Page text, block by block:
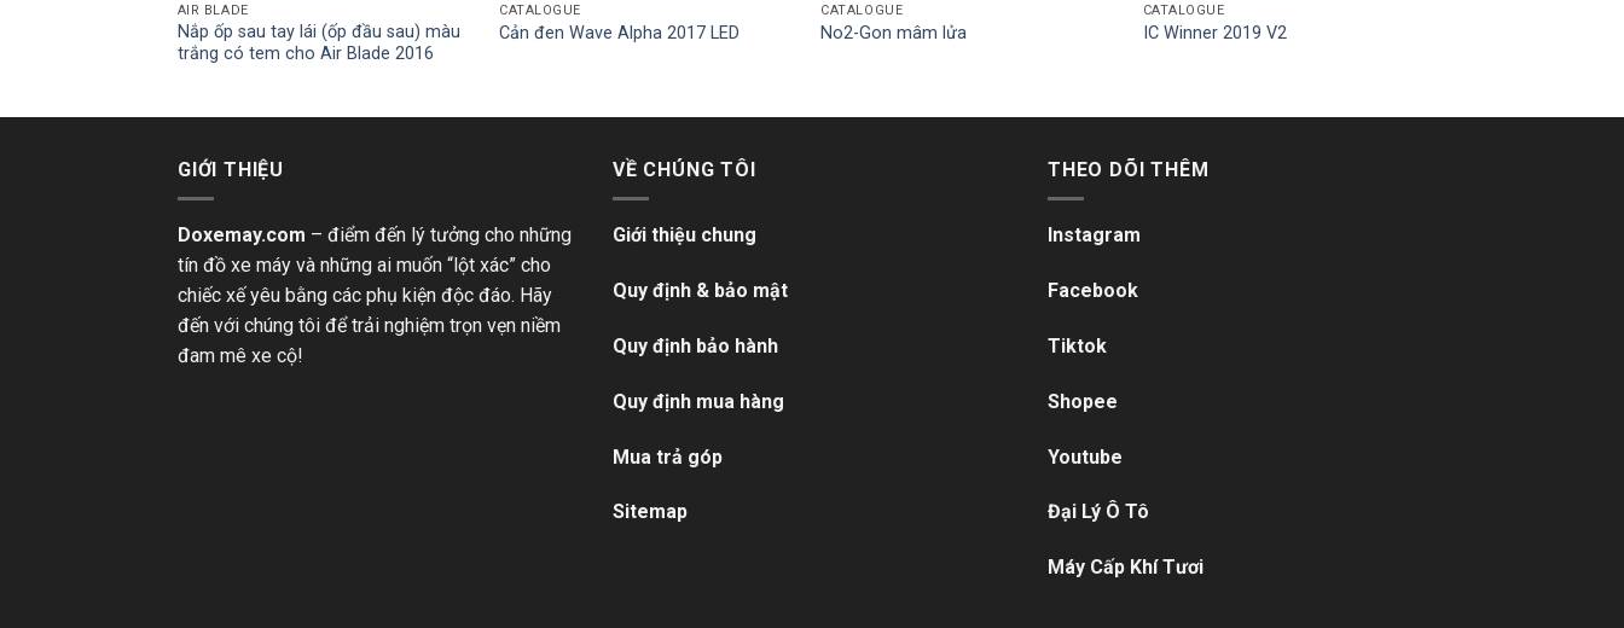
AIR BLADE
Nắp ốp sau tay lái (ốp đầu sau) màu
trắng có tem cho Air Blade 2016
CATALOGUE
Cản đen Wave Alpha 2017 LED
CATALOGUE
No2-Gon mâm lửa
CATALOGUE
IC Winner 2019 V2
GIỚI THIỆU
Doxemay.com – điểm đến lý tưởng cho những
tín đồ xe máy và những ai muốn “lột xác” cho
chiếc xế yêu bằng các phụ kiện độc đáo. Hãy
đến với chúng tôi để trải nghiệm trọn vẹn niềm
đam mê xe cộ!
VỀ CHÚNG TÔI
Giới thiệu chung
Quy định & bảo mật
Quy định bảo hành
Quy định mua hàng
Mua trả góp
Sitemap
THEO DÕI THÊM
Instagram
Facebook
Tiktok
Shopee
Youtube
Đại Lý Ô Tô
Máy Cấp Khí Tươi